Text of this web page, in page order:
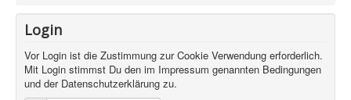
Login
Vor Login ist die Zustimmung zur Cookie Verwendung erforderlich.
Mit Login stimmst Du den im Impressum genannten Bedingungen
und der Datenschutzerklärung zu.